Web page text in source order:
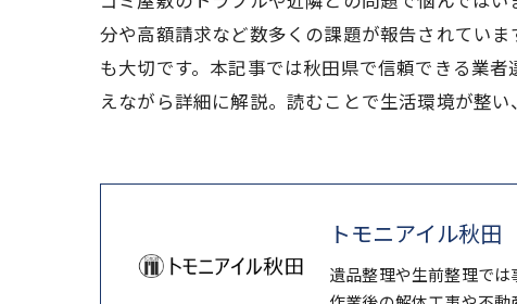
分や高額請求など数多くの課題が報告されてい
も大切です。本記事では秋田県で信頼できる業
えながら詳細に解説。読むことで生活環境が整
トモニアイル秋田
遺品整理や生前整理では